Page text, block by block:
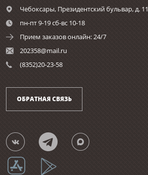
Чебоксары, Президентский бульвар, д. 11
пн-пт 9-19 сб-вс 10-18
Прием заказов онлайн: 24/7
202358@mail.ru
(8352)20-23-58
ОБРАТНАЯ СВЯЗЬ